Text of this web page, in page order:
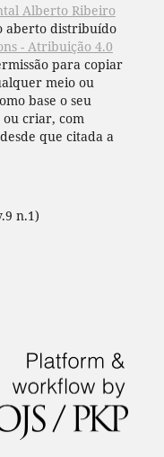
Alberto Ribeiro
aberto distribuído
- Atribuição 4.0
para copiar
meio ou
base o seu
criar, com
que citada a
n.1)